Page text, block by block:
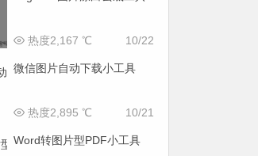
10/22
热度2,167 ℃
微信图片自动下载小工具
10/21
热度2,895 ℃
Word转图片型PDF小工具